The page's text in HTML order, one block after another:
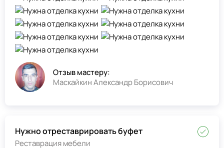
Отзыв мастеру:
Маскайкин Александр Борисович
Нужно отреставрировать буфет
Реставрация мебели